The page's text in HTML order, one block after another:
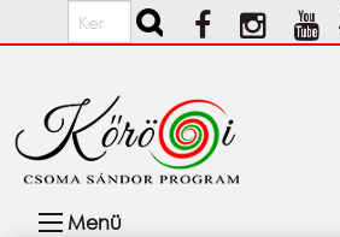
Ugrás a tartalomra
Keresés
Menü